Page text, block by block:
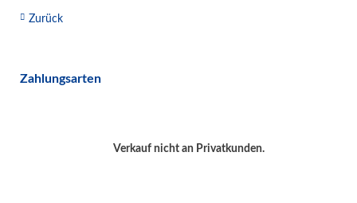
Zurück
Zahlungsarten
Verkauf nicht an Privatkunden.